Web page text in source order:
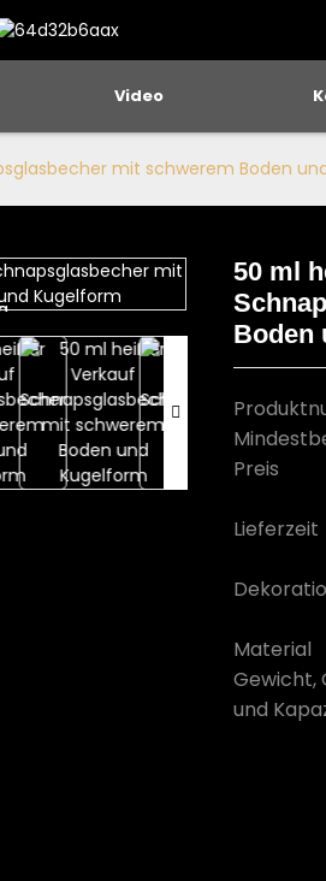
Video
mit schwerem Boden
50 ml
Boden
Preis
Lieferzeit
Material
Gewicht,
und